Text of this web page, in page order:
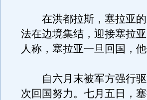
在洪都拉斯，塞拉亚的
法在边境集结，迎接塞拉
人称，塞拉亚一旦回国，
自六月末被军方强行驱
次回国努力。七月五日，